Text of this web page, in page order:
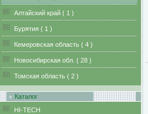
Алтайский край ( 1 )
Бурятия ( 1 )
Кемеровская область ( 4 )
Новосибирская обл. ( 28 )
Томская область ( 2 )
Каталог
HI-TECH